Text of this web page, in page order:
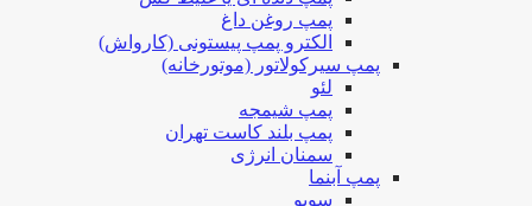
پمپ روغن داغ
الکترو پمپ پیستونی (کارواش)
پمپ سیرکولاتور (موتورخانه)
لئو
پمپ شیمجه
پمپ بلند کاست تهران
سمنان انرژی
پمپ آبنما
سوبو